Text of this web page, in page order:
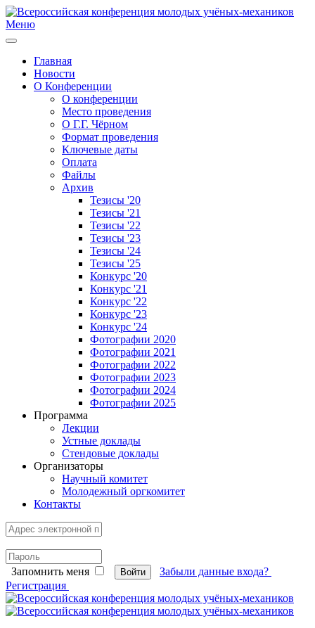
Меню
Главная
Новости
О Конференции
О конференции
Место проведения
О Г.Г. Чёрном
Формат проведения
Ключевые даты
Оплата
Файлы
Архив
Тезисы '20
Тезисы '21
Тезисы '22
Тезисы '23
Тезисы '24
Тезисы '25
Конкурс '20
Конкурс '21
Конкурс '22
Конкурс '23
Конкурс '24
Фотографии 2020
Фотографии 2021
Фотографии 2022
Фотографии 2023
Фотографии 2024
Фотографии 2025
Программа
Лекции
Устные доклады
Стендовые доклады
Организаторы
Научный комитет
Молодежный оргкомитет
Контакты
Запомнить меня Войти
Забыли данные входа?
Регистрация